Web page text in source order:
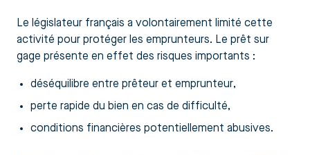
Le législateur français a volontairement limité cette
activité pour protéger les emprunteurs. Le prêt sur
gage présente en effet des risques importants :
déséquilibre entre prêteur et emprunteur,
perte rapide du bien en cas de difficulté,
conditions financières potentiellement abusives.